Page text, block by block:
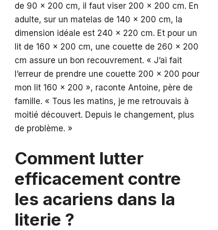
de 90 x 200 cm, il faut viser 200 x 200 cm. En
adulte, sur un matelas de 140 x 200 cm, la
dimension idéale est 240 x 220 cm. Et pour un
lit de 160 x 200 cm, une couette de 260 x 200
cm assure un bon recouvrement. « J’ai fait
l’erreur de prendre une couette 200 x 200 pour
mon lit 160 x 200 », raconte Antoine, père de
famille. « Tous les matins, je me retrouvais à
moitié découvert. Depuis le changement, plus
de problème. »
Comment lutter
efficacement contre
les acariens dans la
literie ?